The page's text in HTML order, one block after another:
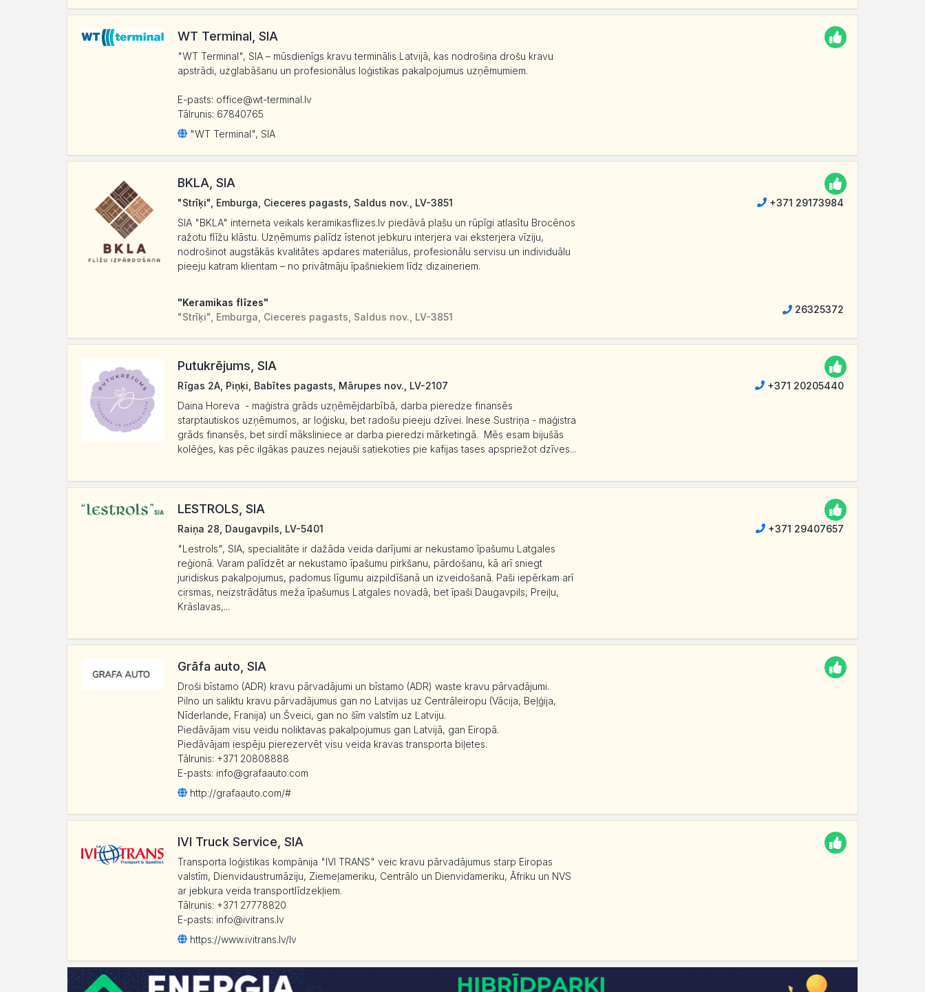
WT Terminal, SIA
"WT Terminal", SIA – mūsdienīgs kravu terminālis Latvijā, kas nodrošina drošu kravu
apstrādi, uzglabāšanu un profesionālus loģistikas pakalpojumus uzņēmumiem.
E-pasts: office@wt-terminal.lv
Tālrunis: 67840765
"WT Terminal", SIA
BKLA, SIA
"Strīķi", Emburga, Cieceres pagasts, Saldus nov., LV-3851
+371 29173984
SIA "BKLA" interneta veikals keramikasflizes.lv piedāvā plašu un rūpīgi atlasītu Brocēnos
ražotu flīžu klāstu. Uzņēmums palīdz īstenot jebkuru interjera vai eksterjera vīziju,
nodrošinot augstākās kvalitātes apdares materiālus, profesionālu servisu un individuālu
pieeju katram klientam – no privātmāju īpašniekiem līdz dizaineriem.
"Keramikas flīzes"
"Strīķi", Emburga, Cieceres pagasts, Saldus nov., LV-3851
26325372
Putukrējums, SIA
Rīgas 2A, Piņķi, Babītes pagasts, Mārupes nov., LV-2107
+371 20205440
Daina Horeva - maģistra grāds uzņēmējdarbībā, darba pieredze finansēs
starptautiskos uzņēmumos, ar loģisku, bet radošu pieeju dzīvei. Inese Sustriņa - maģistra
grāds finansēs, bet sirdī māksliniece ar darba pieredzi mārketingā. Mēs esam bijušās
kolēģes, kas pēc ilgākas pauzes nejauši satiekoties pie kafijas tases apspriežot dzīves...
LESTROLS, SIA
Raiņa 28, Daugavpils, LV-5401
+371 29407657
"Lestrols", SIA, specialitāte ir dažāda veida darījumi ar nekustamo īpašumu Latgales
reģionā. Varam palīdzēt ar nekustamo īpašumu pirkšanu, pārdošanu, kā arī sniegt
juridiskus pakalpojumus, padomus līgumu aizpildīšanā un izveidošanā. Paši iepērkam arī
cirsmas, neizstrādātus meža īpašumus Latgales novadā, bet īpaši Daugavpils, Preiļu,
Krāslavas,...
Grāfa auto, SIA
Droši bīstamo (ADR) kravu pārvadājumi un bīstamo (ADR) waste kravu pārvadājumi.
Pilno un saliktu kravu pārvadājumus gan no Latvijas uz Centrāleiropu (Vācija, Beļģija,
Nīderlande, Franija) un Šveici, gan no šīm valstīm uz Latviju.
Piedāvājam visu veidu noliktavas pakalpojumus gan Latvijā, gan Eiropā.
Piedāvājam iespēju pierezervēt visu veida kravas transporta biļetes.
Tālrunis: +371 20808888
E-pasts: info@grafaauto.com
http://grafaauto.com/#
IVI Truck Service, SIA
Transporta loģistikas kompānija "IVI TRANS" veic kravu pārvadājumus starp Eiropas
valstīm, Dienvidaustrumāziju, Ziemeļameriku, Centrālo un Dienvidameriku, Āfriku un NVS
ar jebkura veida transportlīdzekļiem.
Tālrunis: +371 27778820
E-pasts: info@ivitrans.lv
https://www.ivitrans.lv/lv